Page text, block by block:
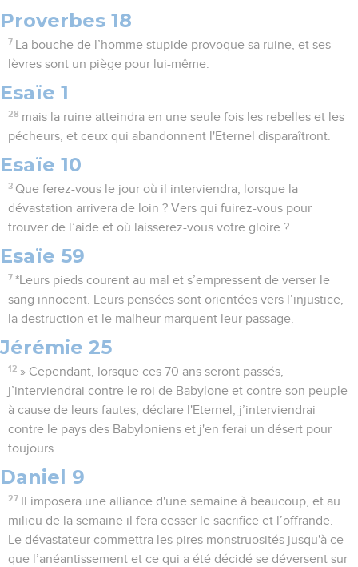
Proverbes 18
7
La bouche de l’homme stupide provoque sa ruine, et ses
lèvres sont un piège pour lui-même.
Esaïe 1
28 mais la ruine atteindra en une seule fois les rebelles et les
pécheurs, et ceux qui abandonnent l'Eternel disparaîtront.
Esaïe 10
3 Que ferez-vous le jour où il interviendra, lorsque la
dévastation arrivera de loin ? Vers qui fuirez-vous pour
trouver de l’aide et où laisserez-vous votre gloire ?
Esaïe 59
7 *Leurs pieds courent au mal et s’empressent de verser le
sang innocent. Leurs pensées sont orientées vers l’injustice,
la destruction et le malheur marquent leur passage.
Jérémie 25
12 » Cependant, lorsque ces 70 ans seront passés,
j’interviendrai contre le roi de Babylone et contre son peuple
à cause de leurs fautes, déclare l'Eternel, j’interviendrai
contre le pays des Babyloniens et j'en ferai un désert pour
toujours.
Daniel 9
27
Il imposera une alliance d'une semaine à beaucoup, et au
milieu de la semaine il fera cesser le sacrifice et l’offrande.
Le dévastateur commettra les pires monstruosités jusqu'à ce
que l’anéantissement et ce qui a été décidé se déversent sur